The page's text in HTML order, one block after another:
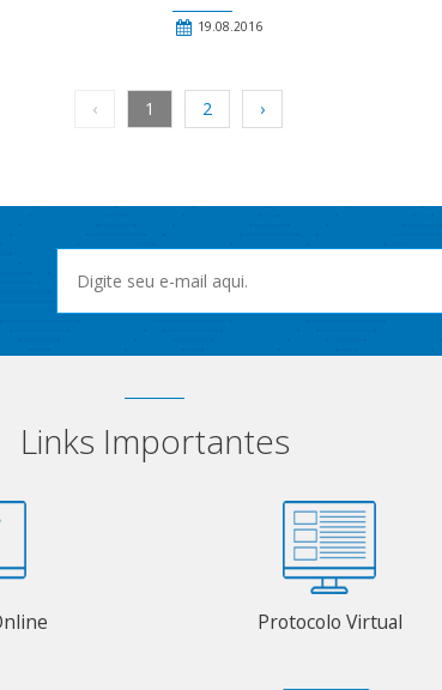
19.08.2016
‹ 1 2 ›
Links Importantes
Protocolo Virtual